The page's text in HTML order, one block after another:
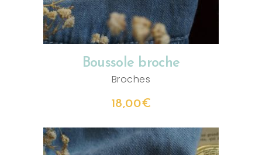
Boussole broche
Broches
18,00€